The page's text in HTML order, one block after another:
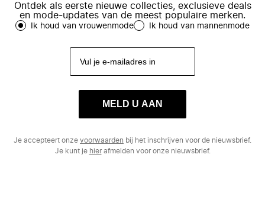
Ontdek als eerste nieuwe collecties, exclusieve deals
en mode-updates van de meest populaire merken.
Ik houd van vrouwenmode Ik houd van mannenmode
MELD U AAN
Je accepteert onze voorwaarden bij het inschrijven voor de nieuwsbrief.
Je kunt je hierafmelden voor onze nieuwsbrief.